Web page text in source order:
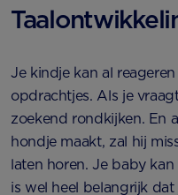
Je kindje kan al
opdrachtjes. Als je
zoekend rondkijken. En
hondje maakt, zal hij
laten horen. Je baby
is wel heel belangrijk